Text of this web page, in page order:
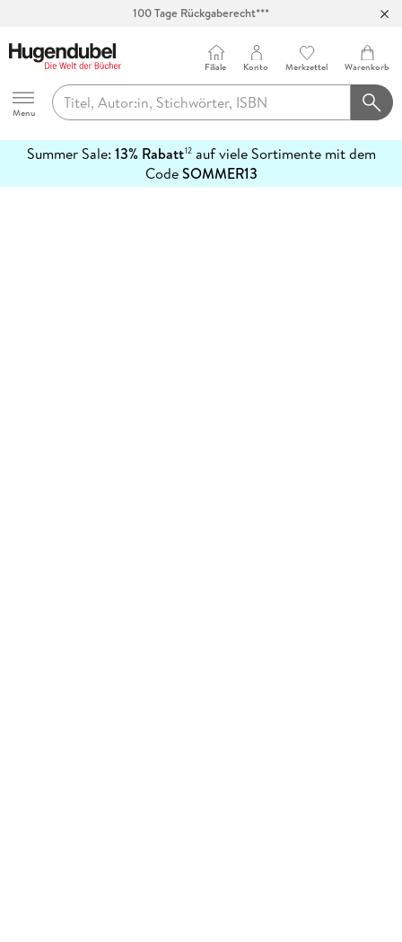
100 Tage Rückgaberecht***
Hugendubel
Menu
Filiale Konto Merkzettel Warenkorb
Summer Sale: 13% Rabatt12auf viele Sortimente mit dem
CodeSOMMER13
erfahren